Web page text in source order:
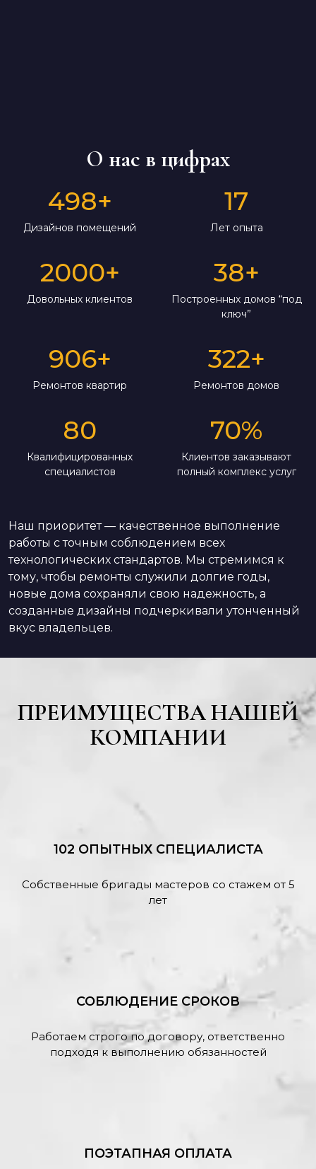
О нас в цифрах
498+
Дизайнов помещений
17
Лет опыта
2000+
Довольных клиентов
38+
Построенных домов “под
ключ”
906+
Ремонтов квартир
322+
Ремонтов домов
80
Квалифицированных
специалистов
70%
Клиентов заказывают
полный комплекс услуг
Наш приоритет — качественное выполнение
работы с точным соблюдением всех
технологических стандартов. Мы стремимся к
тому, чтобы ремонты служили долгие годы,
новые дома сохраняли свою надежность, а
созданные дизайны подчеркивали утонченный
вкус владельцев.
ПРЕИМУЩЕСТВА НАШЕЙ
КОМПАНИИ
102 ОПЫТНЫХ СПЕЦИАЛИСТА
Собственные бригады мастеров со стажем от 5
лет
СОБЛЮДЕНИЕ СРОКОВ
Работаем строго по договору, ответственно
подходя к выполнению обязанностей
ПОЭТАПНАЯ ОПЛАТА